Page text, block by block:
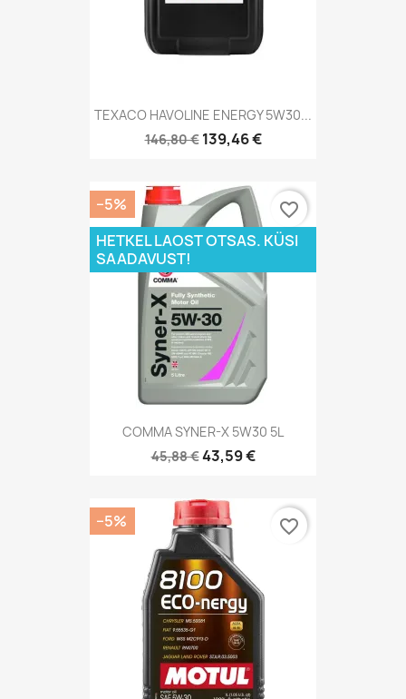
TEXACO HAVOLINE ENERGY 5W30...
146,80 € 139,46 €
COMMA SYNER-X 5W30 5L
45,88 €43,59 €
−5%
HETKEL LAOST OTSAS. KÜSI
SAADAVUST!
favorite_border
−5% favorite_border